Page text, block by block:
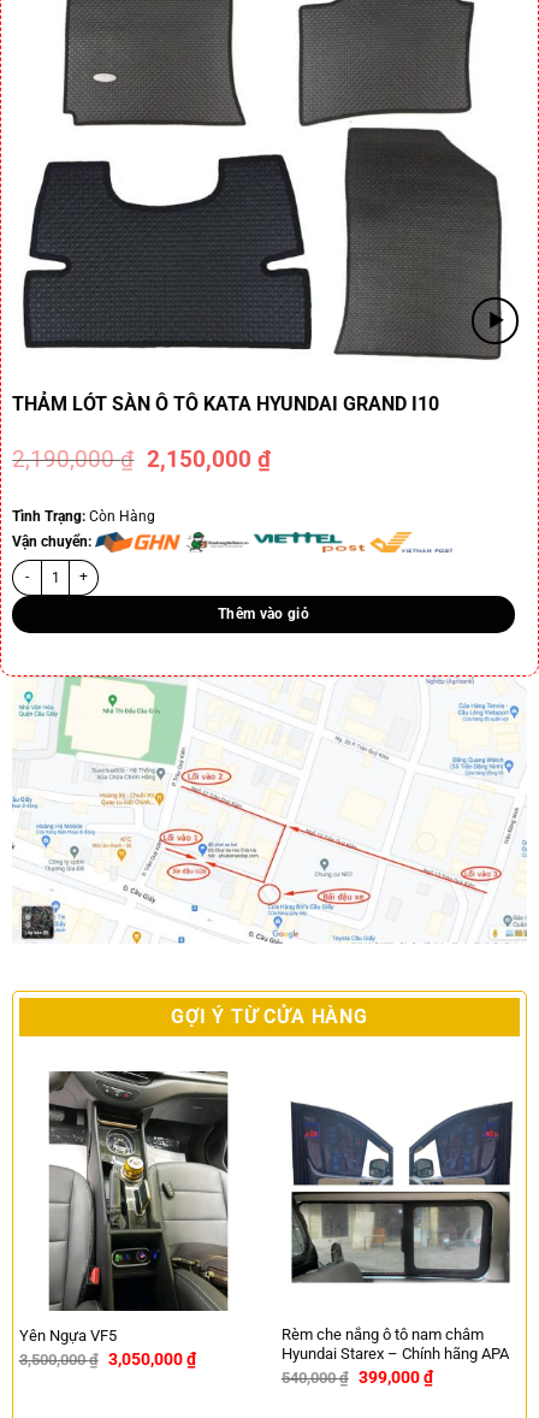
THẢM LÓT SÀN Ô TÔ KATA HYUNDAI GRAND I10
2,190,000₫ 2,150,000₫
Tình Trạng:Còn Hàng
Vận chuyển:
Thêm vào giỏ
GỢI Ý TỪ CỬA HÀNG
Yên Ngựa VF5
3,500,000₫ 3,050,000₫
Rèm che nắng ô tô nam châm
Hyundai Starex – Chính hãng APA
540,000₫ 399,000₫